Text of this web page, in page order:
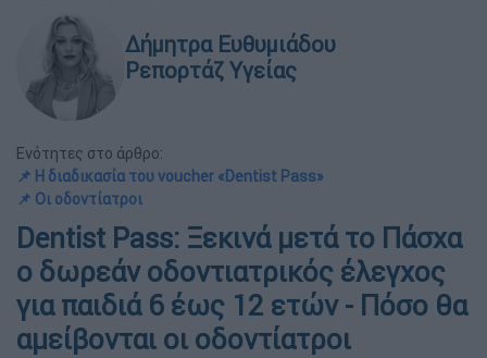
Δήμητρα Ευθυμιάδου
Ρεπορτάζ Υγείας
Ενότητες στο άρθρο:
📌 Η διαδικασία του voucher «Dentist Pass»
📌 Οι οδοντίατροι
Dentist Pass: Ξεκινά μετά το Πάσχα
ο δωρεάν οδοντιατρικός έλεγχος
για παιδιά 6 έως 12 ετών - Πόσο θα
αμείβονται οι οδοντίατροι